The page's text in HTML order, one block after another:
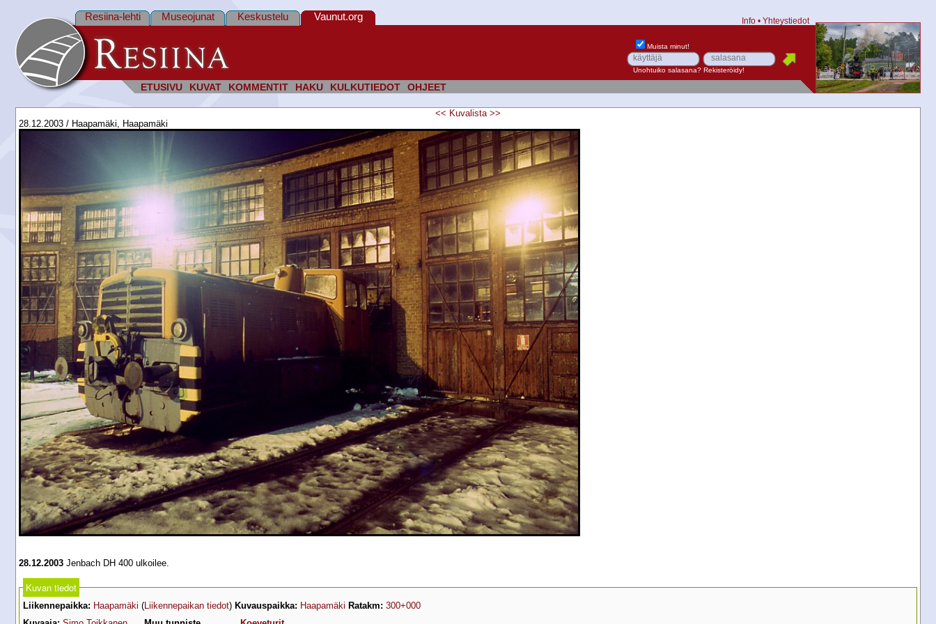
ETUSIVU KUVAT KOMMENTIT HAKU KULKUTIEDOT OHJEET
Resiina-lehti Museojunat Keskustelu Vaunut.org Info • Yhteystiedot
Muista minut!
Unohtuiko salasana? Rekisteröidy!
<< Kuvalista >>
28.12.2003 / Haapamäki, Haapamäki
28.12.2003 Jenbach DH 400 ulkoilee.
Kuvan tiedot
Liikennepaikka: Haapamäki (Liikennepaikan tiedot) Kuvauspaikka: Haapamäki Ratakm: 300+000